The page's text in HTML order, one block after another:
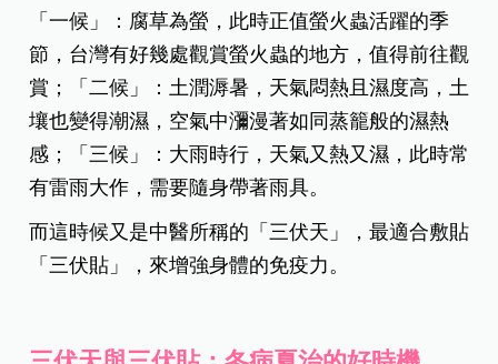
「一候」：腐草為螢，此時正值螢火蟲活躍的季
節，台灣有好幾處觀賞螢火蟲的地方，值得前往觀
賞；「二候」：土潤溽暑，天氣悶熱且濕度高，土
壤也變得潮濕，空氣中瀰漫著如同蒸籠般的濕熱
感；「三候」：大雨時行，天氣又熱又濕，此時常
有雷雨大作，需要隨身帶著雨具。
而這時候又是中醫所稱的「三伏天」，最適合敷貼
「三伏貼」，來增強身體的免疫力。